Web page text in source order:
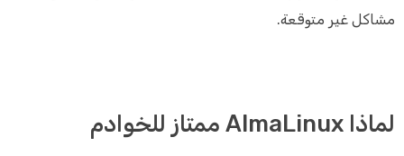
مشاكل غير متوقعة.
لماذا AlmaLinux ممتاز للخوادم